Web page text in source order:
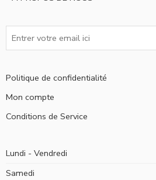
Politique de confidentialité
Mon compte
Conditions de Service
Lundi - Vendredi
Samedi